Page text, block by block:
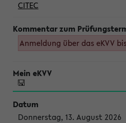
CITEC
Anmeldung über das eKVV
Donnerstag, 13. August 2026